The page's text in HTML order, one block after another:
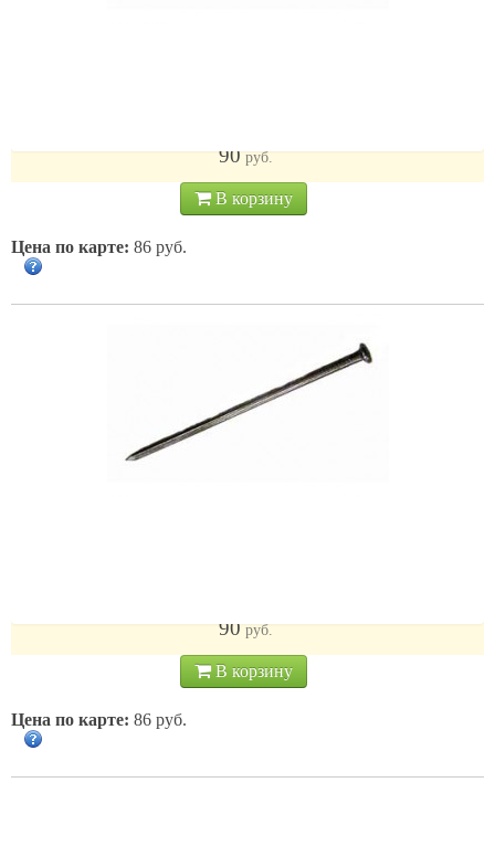
90 руб.
В корзину
Цена по карте: 86 руб.
90 руб.
В корзину
Цена по карте: 86 руб.